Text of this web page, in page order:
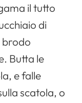
il tutto
di
brodo
Butta le
e falle
scatola, o